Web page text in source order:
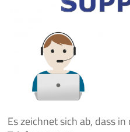
Es zeichnet sich ab, dass